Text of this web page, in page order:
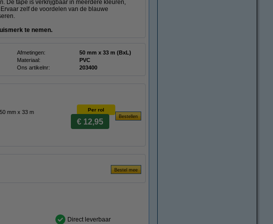
De tape is verkrijgbaar in meerdere kleuren,
zelf de voordelen van de blauwe
te nemen.
Afmetingen:
50 mm x 33 m (BxL)
Materiaal:
PVC
Ons artikelnr: 203400
mm x 33 m
Per rol
€ 12,95
Direct leverbaar